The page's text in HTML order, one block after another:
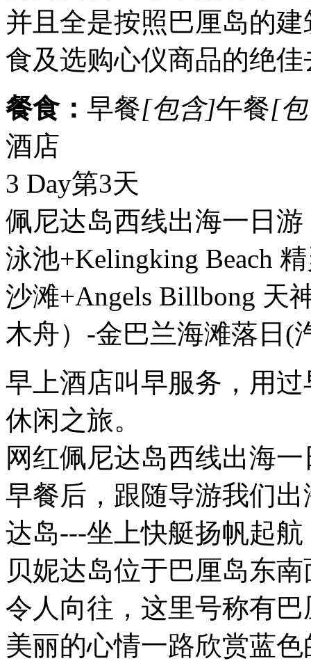
并且全是按照巴厘岛的
食及选购心仪商品的绝佳
餐食： 早餐[包含]午餐[
酒店
3 Day第3天
佩尼达岛西线出海一日
泳池+Kelingking Beach
沙滩+Angels Billbong 天
木舟）-金巴兰海滩落日 (
早上酒店叫早服务，用
休闲之旅。
网红佩尼达岛西线出海一
早餐后，跟随导游我们
达岛---坐上快艇扬帆起
贝妮达岛位于巴厘岛东
令人向往，这里号称有
美丽的心情一路欣赏蓝